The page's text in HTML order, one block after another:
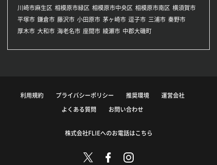
川崎市麻生区 相模原市緑区 相模原市中央区 相模原市南区 横須賀市
平塚市 鎌倉市 藤沢市 小田原市 茅ヶ崎市 逗子市 三浦市 秦野市
厚木市 大和市 海老名市 座間市 綾瀬市 中郡大磯町
利用規約 プライバシーポリシー 推奨環境 運営会社
よくある質問 お問い合わせ
株式会社FLIEへのお電話はこちら